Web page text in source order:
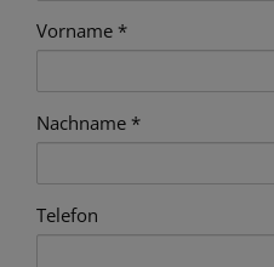
Vorname
Nachname
Telefon